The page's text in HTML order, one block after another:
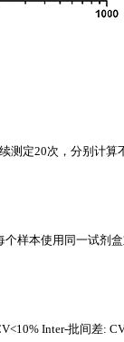
测定20次，分别计算
样本使用同一试剂
Inter-批间差: